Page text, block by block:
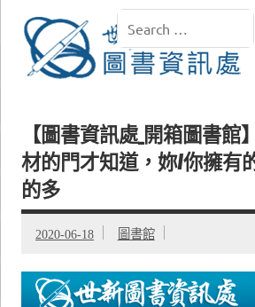
【圖書資訊處_開箱圖書館
材的門才知道，妳/你擁有
的多
2020-06-18 圖書館